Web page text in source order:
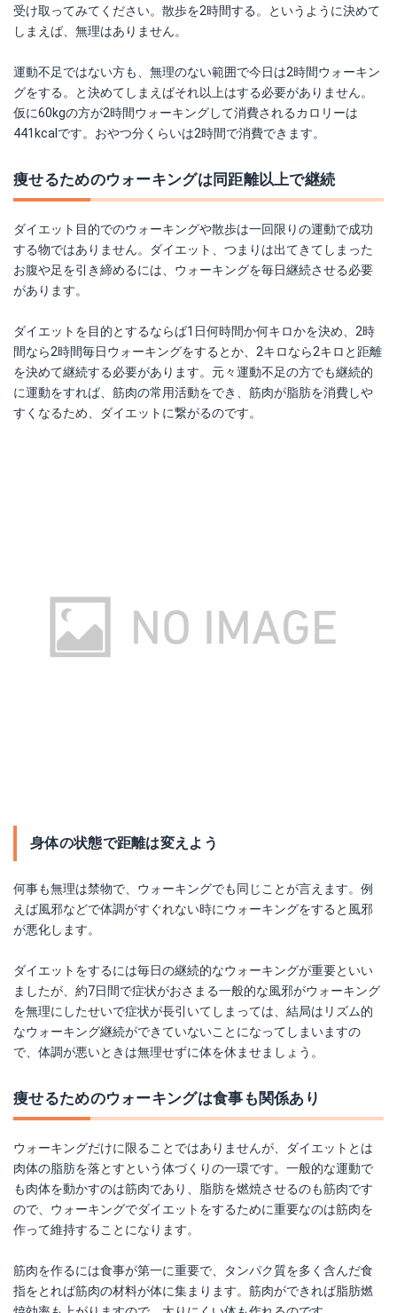
受け取ってみてください。散歩を2時間する。というように決めて
しまえば、無理はありません。
運動不足ではない方も、無理のない範囲で今日は2時間ウォーキン
グをする。と決めてしまえばそれ以上はする必要がありません。
仮に60kgの方が2時間ウォーキングして消費されるカロリーは
441kcalです。おやつ分くらいは2時間で消費できます。
痩せるためのウォーキングは同距離以上で継続
ダイエット目的でのウォーキングや散歩は一回限りの運動で成功
する物ではありません。ダイエット、つまりは出てきてしまった
お腹や足を引き締めるには、ウォーキングを毎日継続させる必要
があります。
ダイエットを目的とするならば1日何時間か何キロかを決め、2時
間なら2時間毎日ウォーキングをするとか、2キロなら2キロと距離
を決めて継続する必要があります。元々運動不足の方でも継続的
に運動をすれば、筋肉の常用活動をでき、筋肉が脂肪を消費しや
すくなるため、ダイエットに繋がるのです。
身体の状態で距離は変えよう
何事も無理は禁物で、ウォーキングでも同じことが言えます。例
えば風邪などで体調がすぐれない時にウォーキングをすると風邪
が悪化します。
ダイエットをするには毎日の継続的なウォーキングが重要といい
ましたが、約7日間で症状がおさまる一般的な風邪がウォーキング
を無理にしたせいで症状が長引いてしまっては、結局はリズム的
なウォーキング継続ができていないことになってしまいますの
で、体調が悪いときは無理せずに体を休ませましょう。
痩せるためのウォーキングは食事も関係あり
ウォーキングだけに限ることではありませんが、ダイエットとは
肉体の脂肪を落とすという体づくりの一環です。一般的な運動で
も肉体を動かすのは筋肉であり、脂肪を燃焼させるのも筋肉です
ので、ウォーキングでダイエットをするために重要なのは筋肉を
作って維持することになります。
筋肉を作るには食事が第一に重要で、タンパク質を多く含んだ食
指をとれば筋肉の材料が体に集まります。筋肉ができれば脂肪燃